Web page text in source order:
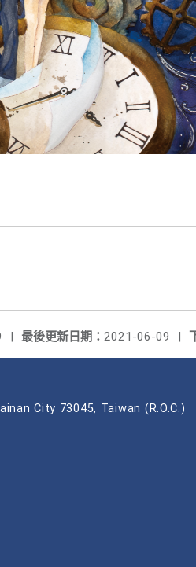
最後更新日期： 2021-06-09 |
|
City 73045, Taiwan (R.O.C.)